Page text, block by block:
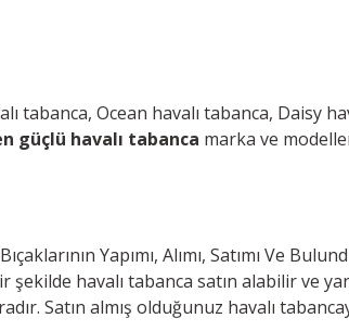
tabanca, Ocean havalı tabanca, Daisy
güçlü havalı tabanca marka ve
Yapımı, Alımı, Satımı Ve
havalı tabanca satın alabilir ve
Satın almış olduğunuz havalı